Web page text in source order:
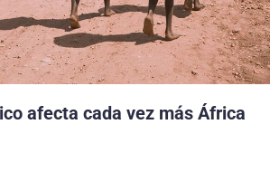
afecta cada vez más África